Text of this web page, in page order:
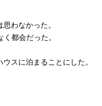
わなかった。
都会だった。
スに泊まることにした。